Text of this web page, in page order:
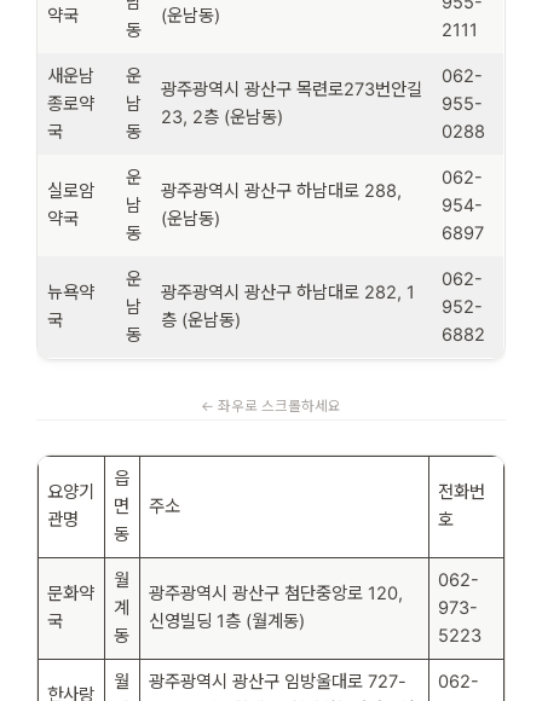
약국
동
(운남동)
2111
새운남
종로약
국
운
남
동
광주광역시 광산구 목련로273번안길
23, 2층 (운남동)
062-
955-
0288
실로암
약국
운
남
동
광주광역시 광산구 하남대로 288,
(운남동)
062-
954-
6897
뉴욕약
국
운
남
동
광주광역시 광산구 하남대로 282, 1
층 (운남동)
062-
952-
6882
요양기
관명
읍
면
동
주소
전화번
호
문화약
국
월
계
동
광주광역시 광산구 첨단중앙로 120,
신영빌딩 1층 (월계동)
062-
973-
5223
한사랑
월
광주광역시 광산구 임방울대로 727-
062-